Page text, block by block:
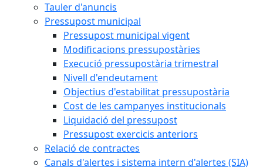
Tauler d'anuncis
Pressupost municipal
Pressupost municipal vigent
Modificacions pressupostàries
Execució pressupostària trimestral
Nivell d'endeutament
Objectius d'estabilitat pressupostària
Cost de les campanyes institucionals
Liquidació del pressupost
Pressupost exercicis anteriors
Relació de contractes
Canals d'alertes i sistema intern d'alertes (SIA)